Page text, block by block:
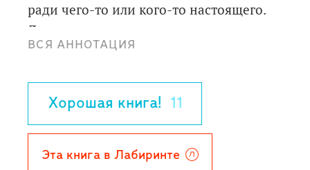
ради чего-то или кого-то настоящего.
Для младшего и среднего школьного
возраста.
ВСЯ АННОТАЦИЯ
Хорошая книга! 11
Эта книга в Лабиринте